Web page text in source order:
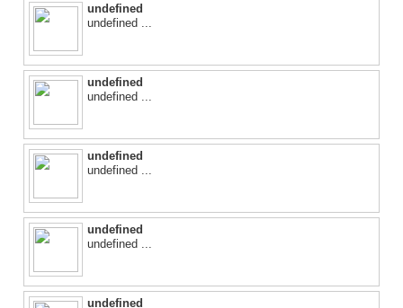
undefined
undefined ...
undefined
undefined ...
undefined
undefined ...
undefined
undefined ...
undefined